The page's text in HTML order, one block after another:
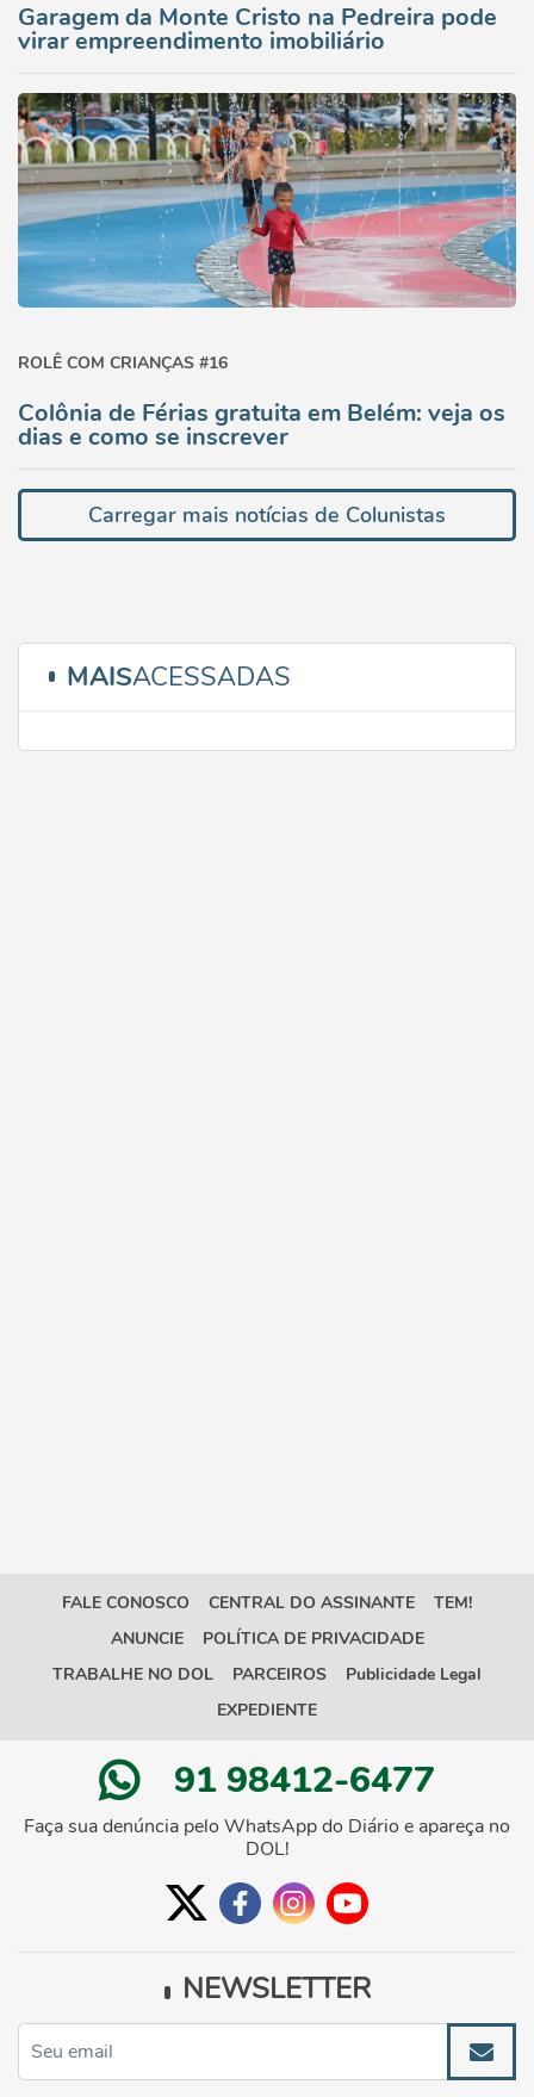
Garagem da Monte Cristo na Pedreira pode
virar empreendimento imobiliário
ROLÊ COM CRIANÇAS #16
Colônia de Férias gratuita em Belém: veja os
dias e como se inscrever
Carregar mais notícias de Colunistas
MAISACESSADAS
FALE CONOSCO CENTRAL DO ASSINANTE
TEM!
ANUNCIE
POLÍTICA DE PRIVACIDADE
TRABALHE NO DOL
PARCEIROS
Publicidade Legal
EXPEDIENTE
91 98412-6477
Faça sua denúncia pelo WhatsApp do Diário e apareça no
DOL!
NEWSLETTER